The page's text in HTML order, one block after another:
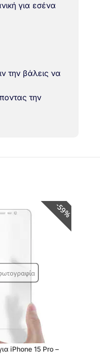
για εσένα
την βάλεις να
την
59%
iPhone 15 Pro –